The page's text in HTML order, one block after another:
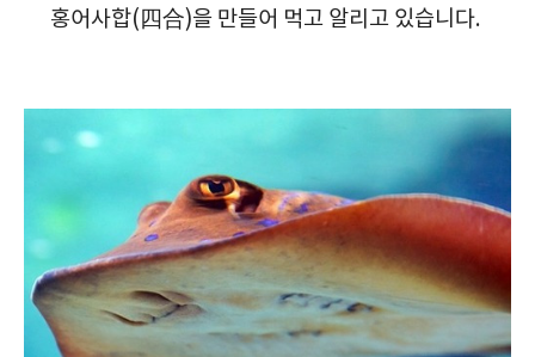
홍어사합(四合)을 만들어 먹고 알리고 있습니다.